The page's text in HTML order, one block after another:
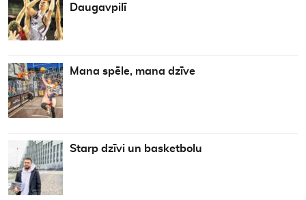
Daugavpilī
Mana spēle, mana dzīve
Starp dzīvi un basketbolu